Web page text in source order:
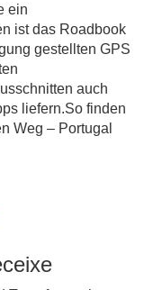
ein
ist das Roadbook
gestellten GPS
auch
liefern.So finden
Weg – Portugal